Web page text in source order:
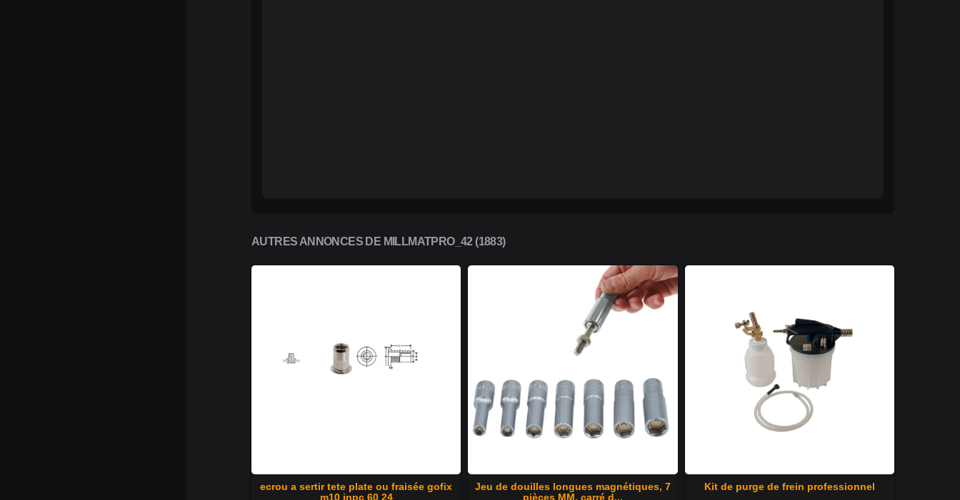
AUTRES ANNONCES DE MILLMATPRO_42 (1883)
ecrou a sertir tete plate ou fraisée gofix
m10 inpc 60 24
Jeu de douilles longues magnétiques, 7
pièces MM, carré d...
Kit de purge de frein professionnel